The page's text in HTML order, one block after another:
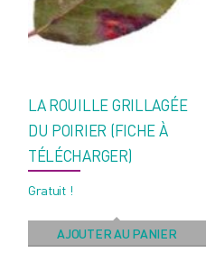
LA ROUILLE GRILLAGÉE
DU POIRIER (FICHE À
TÉLÉCHARGER)
Gratuit !
AJOUTER AU PANIER